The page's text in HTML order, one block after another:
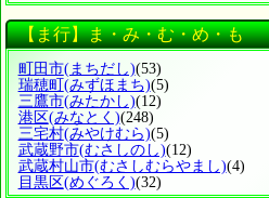
【ま行】ま・み・む・め・も
町田市(まちだし)(53)
瑞穂町 (みずほまち)(5)
三鷹市(みたかし)(12)
港区(みなとく)(248)
三宅村(みやけむら)(5)
武蔵野市(むさしのし)(12)
武蔵村山市(むさしむらやまし)(4)
目黒区(めぐろく)(32)